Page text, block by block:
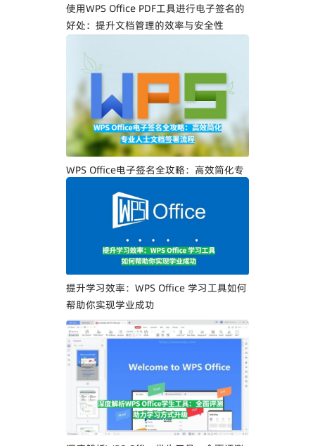
使用WPS Office PDF工具进行电子签名的
好处：提升文档管理的效率与安全性
WPS Office电子签名全攻略：高效简化专
提升学习效率：WPS Office 学习工具如何
帮助你实现学业成功